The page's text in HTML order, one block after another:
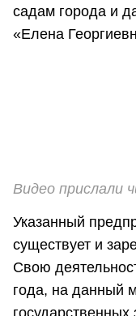
садам города и
«Елена
Видео прислали
Указанный
существует и
Свою
года, на данный